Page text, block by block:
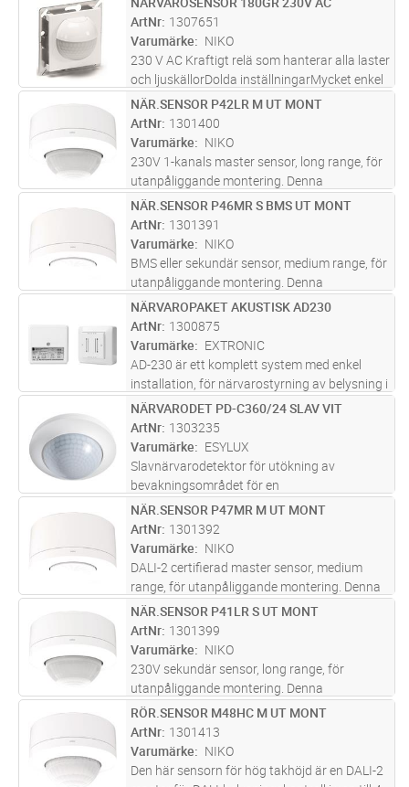
räckvidden för en DALI-2 master sensor (353-
752321) eller kombinera den med andra
mer
ST Lägg i kundvagn
ArtNr 1307651
Varumärke
NIKO
230 V AC Kraftigt relä som hanterar alla laster
och ljuskällorDolda inställningarMycket enkel
att installeraKompatibel med Schneider
Electric Exxact-ramKompatibel med
LEDDetekteringsområde180°/20 m2M
mer
ST Lägg i kundvagn
NÄR.SENSOR P42LR M UT MONT
ArtNr 1301400
Varumärke
NIKO
230V 1-kanals master sensor, long range, för
utanpåliggande montering. Denna
närvarosensor är en master sensor med lång
räckvidd för automatisk ljusstyrning. Utöka
räckvidden med en 230V sekundär sen
mer
ST Lägg i kundvagn
NÄR.SENSOR P46MR S BMS UT MONT
ArtNr 1301391
Varumärke
NIKO
BMS eller sekundär sensor, medium range, för
utanpåliggande montering. Denna
närvarosensor är DALI-2 certifierad. Utöka
räckvidden för en DALI-2 master sensor (353-
652321 og 353-652421) eller kombine
mer
ST Lägg i kundvagn
NÄRVAROPAKET AKUSTISK AD230
ArtNr 1300875
Varumärke
EXTRONIC
AD-230 är ett komplett system med enkel
installation, för närvarostyrning av belysning i
mindre lokaler.AD-230 har delat montage
vilket innebär att detektorn (AD-232) enkelt
ansluts med svagströmskab
ST Lägg i kundvagn
NÄRVARODET PD-C360/24 SLAV VIT
ArtNr 1303235
Varumärke
ESYLUX
Slavnärvarodetektor för utökning av
bevakningsområdet för en
masternärvarodetektor med 360°
bevakningsområde för takmontering
Räckvidd upp till 24 m i diameter för
systemutökning till låg kostnad me...läs mer
ST Lägg i kundvagn
NÄR.SENSOR P47MR M UT MONT
ArtNr 1301392
Varumärke
NIKO
DALI-2 certifierad master sensor, medium
range, för utanpåliggande montering. Denna
närvarosensor har medium räckvidd och är en
standard master sensor som uppfyller basala
krav på DALI ljusstyrning i
ST Lägg i kundvagn
NÄR.SENSOR P41LR S UT MONT
ArtNr 1301399
Varumärke
NIKO
230V sekundär sensor, long range, för
utanpåliggande montering. Denna
närvarosensor är en sekundär sensor med
lång räckvidd för automatisk ljusstyrning.
Utöka räckvidden för en 230V master sensor
(35...läs mer
ST Lägg i kundvagn
RÖR.SENSOR M48HC M UT MONT
ArtNr 1301413
Varumärke
NIKO
Den här sensorn för hög takhöjd är en DALI-2